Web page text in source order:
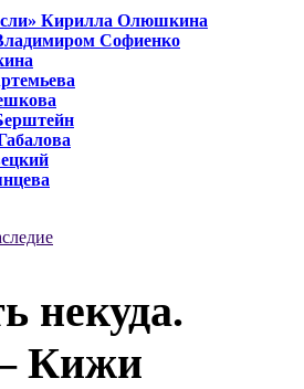
Кирилла Олюшкина
Софиенко
некуда.
Кижи